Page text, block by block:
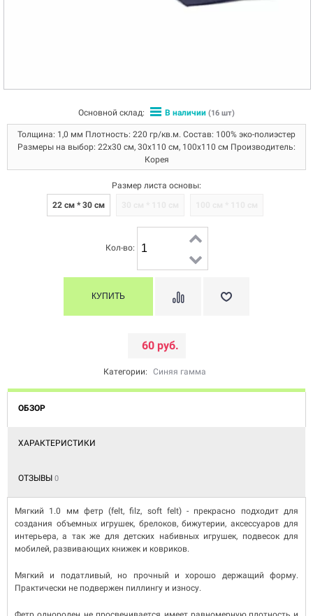
Основной склад: В наличии (16 шт)
Толщина: 1,0 мм Плотность: 220 гр/кв.м. Состав: 100% эко-полиэстер
Размеры на выбор: 22х30 см, 30х110 см, 100х110 см Производитель:
Корея
Размер листа основы:
22 см * 30 см
Кол-во:
60 руб.
Категории: Синяя гамма
ОБЗОР
ХАРАКТЕРИСТИКИ
ОТЗЫВЫ 0
Мягкий 1.0 мм фетр (felt, filz, soft felt) - прекрасно подходит для
создания объемных игрушек, брелоков, бижутерии, аксессуаров для
интерьера, а так же для детских набивных игрушек, подвесок для
мобилей, развивающих книжек и ковриков.
Мягкий и податливый, но прочный и хорошо держащий форму.
Практически не подвержен пиллингу и износу.